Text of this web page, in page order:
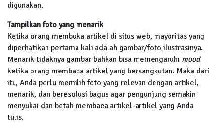
digunakan.
Tampilkan foto yang menarik
Ketika orang membuka artikel di situs web, mayoritas yang
diperhatikan pertama kali adalah gambar/foto ilustrasinya.
Menarik tidaknya gambar bahkan bisa memengaruhi mood
ketika orang membaca artikel yang bersangkutan. Maka dari
itu, Anda perlu memilih foto yang relevan dengan artikel,
menarik, dan beresolusi bagus agar pengunjung semakin
menyukai dan betah membaca artikel-artikel yang Anda
tulis.